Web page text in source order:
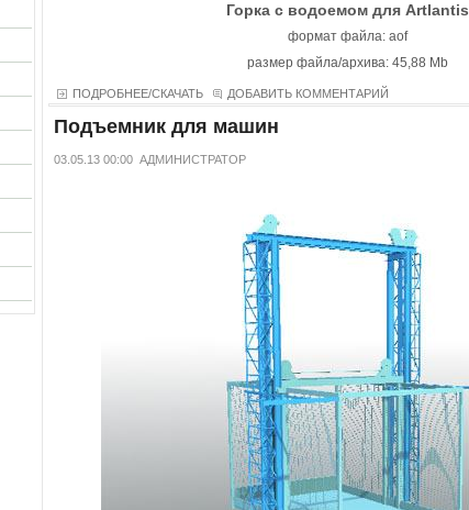
Горка с водоемом для Artlantis
формат файла: aof
размер файла/архива: 45,88 Mb
ПОДРОБНЕЕ/СКАЧАТЬ ДОБАВИТЬ КОММЕНТАРИЙ
Подъемник для машин
03.05.13 00:00 АДМИНИСТРАТОР